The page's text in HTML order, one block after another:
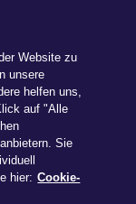
in
Website zu
unsere
helfen uns,
auf "Alle
Sie
hier: Cookie-